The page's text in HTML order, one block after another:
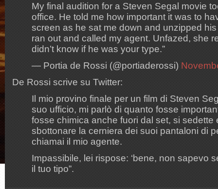
My final audition for a Steven Segal movie
office. He told me how important it was to
screen as he sat me down and unzipped
ran out and called my agent. Unfazed, she
didn’t know if he was your type.”
— Portia de Rossi (@portiaderossi)
De Rossi scrive su Twitter:
Il mio provino finale per un film di Steven
suo ufficio, mi parlò di quanto fosse
fosse chimica anche fuori dal set, si sedette
sbottonare la cerniera dei suoi pantaloni di
chiamai il mio agente.
Impassibile, lei rispose: ‘bene, non sapevo
il tuo tipo”.